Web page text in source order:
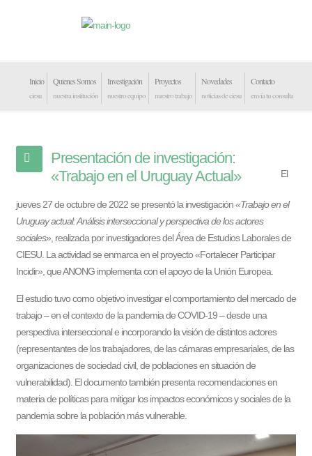
Inicio
ciesu
Quienes Somos
nuestra institución
Investigación
nuestro equipo
Proyectos
nuestro trabajo
Novedades
noticias de ciesu
Contacto
envía tu consulta
Presentación de investigación:
«Trabajo en el Uruguay Actual»
El
jueves 27 de octubre de 2022 se presentó la investigación«Trabajo en el
Uruguay actual: Análisis interseccional y perspectiva de los actores
sociales» , realizada por investigadores del Área de Estudios Laborales de
CIESU. La actividad se enmarca en el proyecto «Fortalecer Participar
Incidir», que ANONG implementa con el apoyo de la Unión Europea.
El estudio tuvo como objetivo investigar el comportamiento del mercado de
trabajo – en el contexto de la pandemia de COVID-19 – desde una
perspectiva interseccional e incorporando la visión de distintos actores
(representantes de los trabajadores, de las cámaras empresariales, de las
organizaciones de sociedad civil, de poblaciones en situación de
vulnerabilidad). El documento también presenta recomendaciones en
materia de políticas para mitigar los impactos económicos y sociales de la
pandemia sobre la población más vulnerable.